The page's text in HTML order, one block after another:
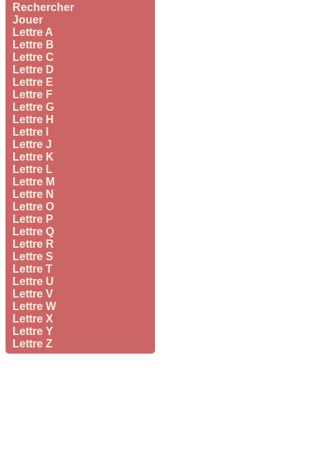
Rechercher
Jouer
Lettre A
Lettre B
Lettre C
Lettre D
Lettre E
Lettre F
Lettre G
Lettre H
Lettre I
Lettre J
Lettre K
Lettre L
Lettre M
Lettre N
Lettre O
Lettre P
Lettre Q
Lettre R
Lettre S
Lettre T
Lettre U
Lettre V
Lettre W
Lettre X
Lettre Y
Lettre Z